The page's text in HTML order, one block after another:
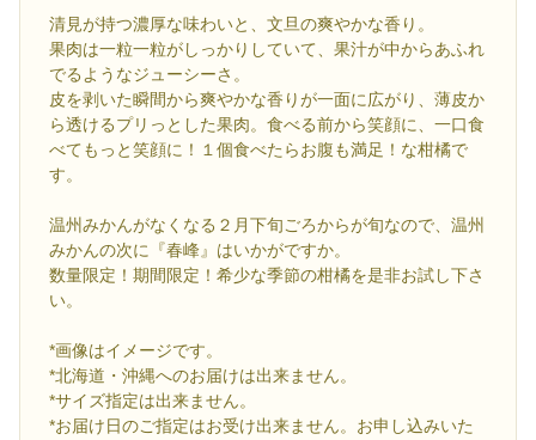
清見が持つ濃厚な味わいと、文旦の爽やかな香り。
果肉は一粒一粒がしっかりしていて、果汁が中からあふれ
でるようなジューシーさ。
皮を剥いた瞬間から爽やかな香りが一面に広がり、薄皮か
ら透けるプリっとした果肉。食べる前から笑顔に、一口食
べてもっと笑顔に！１個食べたらお腹も満足！な柑橘で
す。
温州みかんがなくなる２月下旬ごろからが旬なので、温州
みかんの次に『春峰』はいかがですか。
数量限定！期間限定！希少な季節の柑橘を是非お試し下さ
い。
*画像はイメージです。
*北海道・沖縄へのお届けは出来ません。
*サイズ指定は出来ません。
*お届け日のご指定はお受け出来ません。お申し込みいた